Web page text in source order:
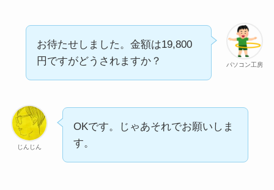
パソコン工房
お待たせしました。金額は19,800
円ですがどうされますか？
じんじん
OKです。じゃあそれでお願いしま
す。